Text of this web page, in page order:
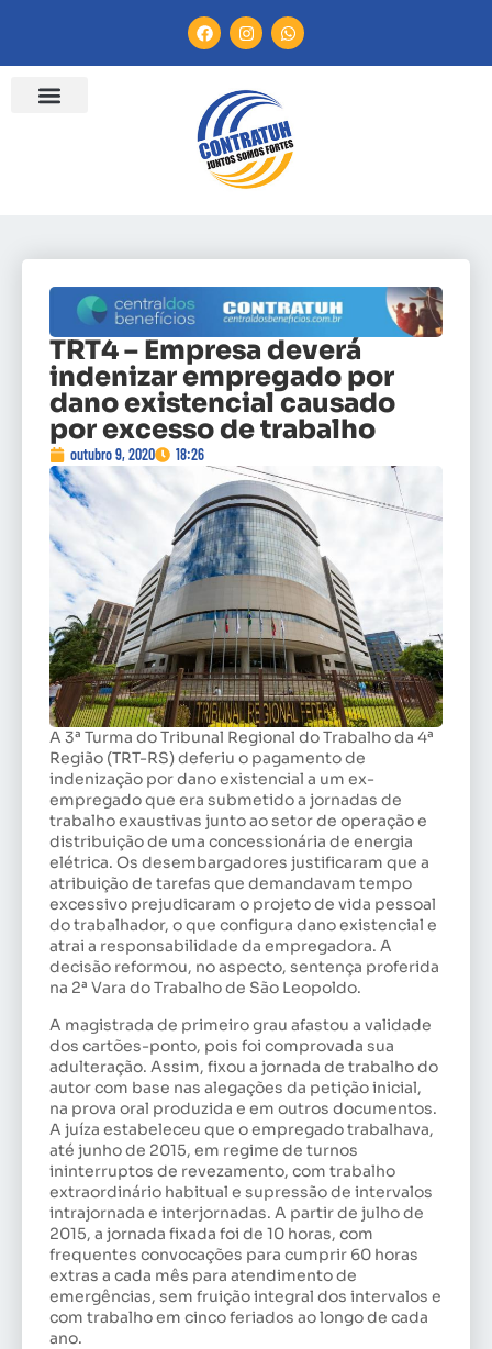
TRT4 – Empresa deverá
indenizar empregado por
dano existencial causado
por excesso de trabalho
outubro 9, 2020 18:26
A 3ª Turma do Tribunal Regional do Trabalho da 4ª
Região (TRT-RS) deferiu o pagamento de
indenização por dano existencial a um ex-
empregado que era submetido a jornadas de
trabalho exaustivas junto ao setor de operação e
distribuição de uma concessionária de energia
elétrica. Os desembargadores justificaram que a
atribuição de tarefas que demandavam tempo
excessivo prejudicaram o projeto de vida pessoal
do trabalhador, o que configura dano existencial e
atrai a responsabilidade da empregadora. A
decisão reformou, no aspecto, sentença proferida
na 2ª Vara do Trabalho de São Leopoldo.
A magistrada de primeiro grau afastou a validade
dos cartões-ponto, pois foi comprovada sua
adulteração. Assim, fixou a jornada de trabalho do
autor com base nas alegações da petição inicial,
na prova oral produzida e em outros documentos.
A juíza estabeleceu que o empregado trabalhava,
até junho de 2015, em regime de turnos
ininterruptos de revezamento, com trabalho
extraordinário habitual e supressão de intervalos
intrajornada e interjornadas. A partir de julho de
2015, a jornada fixada foi de 10 horas, com
frequentes convocações para cumprir 60 horas
extras a cada mês para atendimento de
emergências, sem fruição integral dos intervalos e
com trabalho em cinco feriados ao longo de cada
ano.